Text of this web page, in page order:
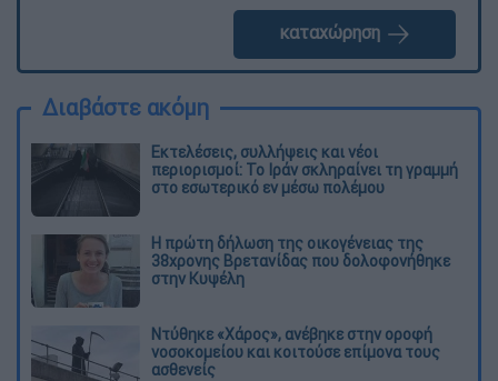
καταχώρηση
Διαβάστε ακόμη
Εκτελέσεις, συλλήψεις και νέοι
περιορισμοί: Το Ιράν σκληραίνει τη γραμμή
στο εσωτερικό εν μέσω πολέμου
Η πρώτη δήλωση της οικογένειας της
38χρονης Βρετανίδας που δολοφονήθηκε
στην Κυψέλη
Ντύθηκε «Χάρος», ανέβηκε στην οροφή
νοσοκομείου και κοιτούσε επίμονα τους
ασθενείς